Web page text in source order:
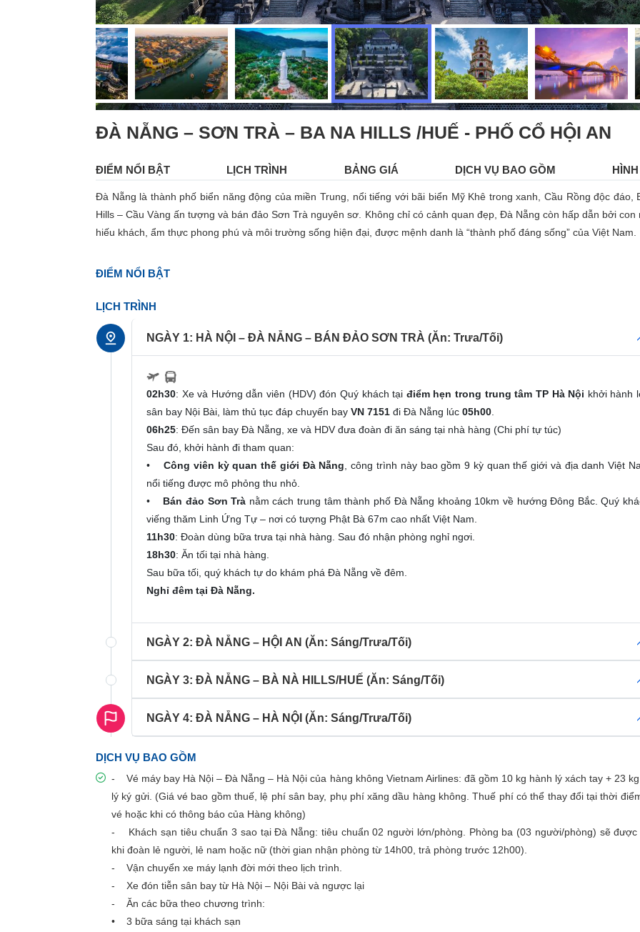
ĐÀ NẴNG – SƠN TRÀ – BA NA HILLS /HUẾ - PHỐ CỔ HỘI AN
Menu Thông tin Tour
ĐIỂM NỔI BẬT LỊCH TRÌNH BẢNG GIÁ DỊCH VỤ BAO GỒM
Đà Nẵng là thành phố biển năng động của miền Trung, nổi tiếng với bãi biển Mỹ Khê trong xanh, Cầu Rồng độc đáo,
Hills – Cầu Vàng ấn tượng và bán đảo Sơn Trà nguyên sơ. Không chỉ có cảnh quan đẹp, Đà Nẵng còn hấp dẫn bởi con
hiếu khách, ẩm thực phong phú và môi trường sống hiện đại, được mệnh danh là “thành phố đáng sống” của Việt Nam.
ĐIỂM NỔI BẬT
LỊCH TRÌNH
NGÀY 1: HÀ NỘI – ĐÀ NẴNG – BÁN ĐẢO SƠN TRÀ (Ăn: Trưa/Tối)
02h30: Xe và Hướng dẫn viên (HDV) đón Quý khách tại điểm hẹn trong trung tâm TP Hà Nội khởi hành
sân bay Nội Bài, làm thủ tục đáp chuyến bay VN 7151 đi Đà Nẵng lúc 05h00
06h25: Đến sân bay Đà Nẵng, xe và HDV đưa đoàn đi ăn sáng tại nhà hàng (Chi phí tự túc)
Sau đó, khởi hành đi tham quan:
•
Công viên kỳ quan thế giới Đà Nẵng , công trình này bao gồm 9 kỳ quan thế giới và địa danh Việt
nổi tiếng được mô phỏng thu nhỏ.
•
Bán đảo Sơn Trà nằm cách trung tâm thành phố Đà Nẵng khoảng 10km về hướng Đông Bắc. Quý
viếng thăm Linh Ứng Tự – nơi có tượng Phật Bà 67m cao nhất Việt Nam.
11h30: Đoàn dùng bữa trưa tại nhà hàng. Sau đó nhận phòng nghỉ ngơi.
18h30: Ăn tối tại nhà hàng.
Sau bữa tối, quý khách tự do khám phá Đà Nẵng về đêm.
Nghỉ đêm tại Đà Nẵng.
NGÀY 2: ĐÀ NẴNG – HỘI AN (Ăn: Sáng/Trưa/Tối)
NGÀY 3: ĐÀ NẴNG – BÀ NÀ HILLS/HUẾ (Ăn: Sáng/Tối)
NGÀY 4: ĐÀ NẴNG – HÀ NỘI (Ăn: Sáng/Trưa/Tối)
DỊCH VỤ BAO GỒM
- Vé máy bay Hà Nội – Đà Nẵng – Hà Nội của hàng không Vietnam Airlines: đã gồm 10 kg hành lý xách tay + 23
lý ký gửi. (Giá vé bao gồm thuế, lệ phí sân bay, phụ phí xăng dầu hàng không. Thuế phí có thể thay đổi tại thời
vé hoặc khi có thông báo của Hàng không)
- Khách sạn tiêu chuẩn 3 sao tại Đà Nẵng: tiêu chuẩn 02 người lớn/phòng. Phòng ba (03 người/phòng) sẽ
khi đoàn lẻ người, lẻ nam hoặc nữ (thời gian nhận phòng từ 14h00, trả phòng trước 12h00).
- Vận chuyển xe máy lạnh đời mới theo lịch trình.
- Xe đón tiễn sân bay từ Hà Nội – Nội Bài và ngược lại
- Ăn các bữa theo chương trình:
• 3 bữa sáng tại khách sạn